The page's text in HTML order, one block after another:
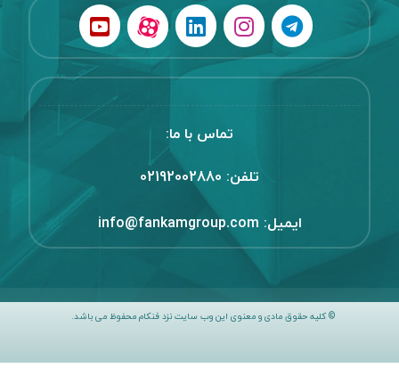
تماس با ما:
تلفن: 02192002880
ایمیل: info@fankamgroup.com
© کلیه حقوق مادی و معنوی این وب سایت نزد فنکام محفوظ می باشد.